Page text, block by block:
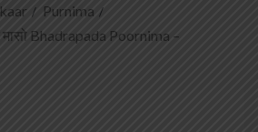
Purnima
मासो Bhadrapada Poornima –